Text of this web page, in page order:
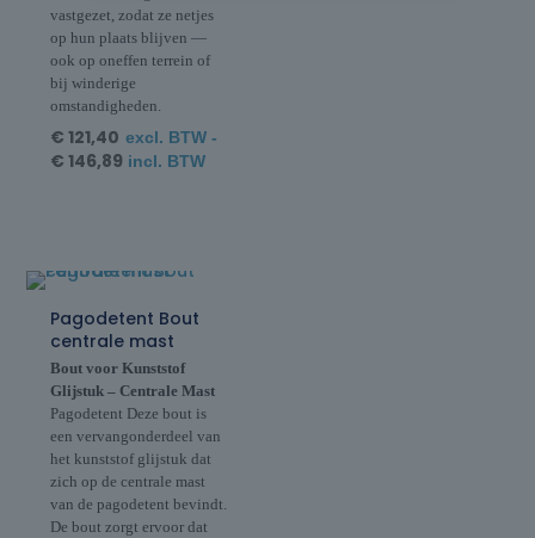
vastgezet, zodat ze netjes
op hun plaats blijven —
ook op oneffen terrein of
bij winderige
omstandigheden.
€ 121,40 excl. BTW -
€ 146,89incl. BTW
Pagodetent Bout
centrale mast
Bout voor Kunststof
Glijstuk – Centrale Mast
Pagodetent Deze bout is
een vervangonderdeel van
het kunststof glijstuk dat
zich op de centrale mast
van de pagodetent bevindt.
De bout zorgt ervoor dat